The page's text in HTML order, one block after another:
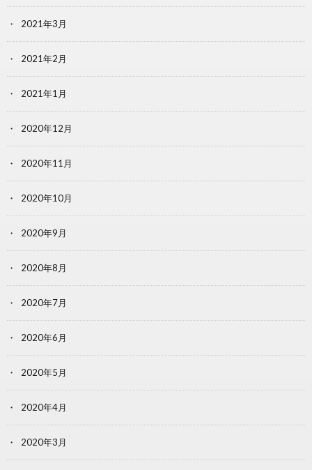
2021年3月
2021年2月
2021年1月
2020年12月
2020年11月
2020年10月
2020年9月
2020年8月
2020年7月
2020年6月
2020年5月
2020年4月
2020年3月